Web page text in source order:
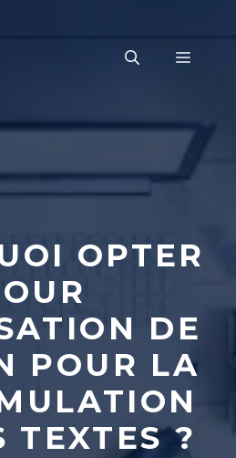
MENU
OPTER
DE
POUR LA
TEXTES ?